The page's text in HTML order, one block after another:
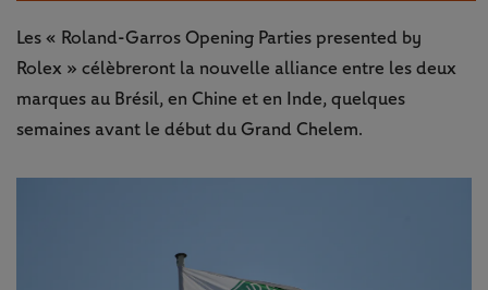
Les « Roland-Garros Opening Parties presented by
Rolex » célèbreront la nouvelle alliance entre les deux
marques au Brésil, en Chine et en Inde, quelques
semaines avant le début du Grand Chelem.